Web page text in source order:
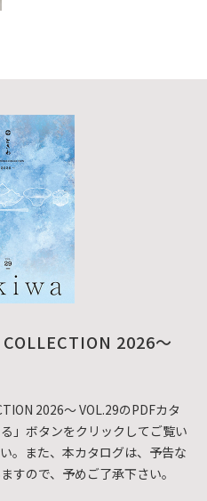
2026～
2026～ VOL.29のPDFカタ
」ボタンをクリックしてご覧い
。また、本カタログは、予告な
すので、予めご了承下さい。